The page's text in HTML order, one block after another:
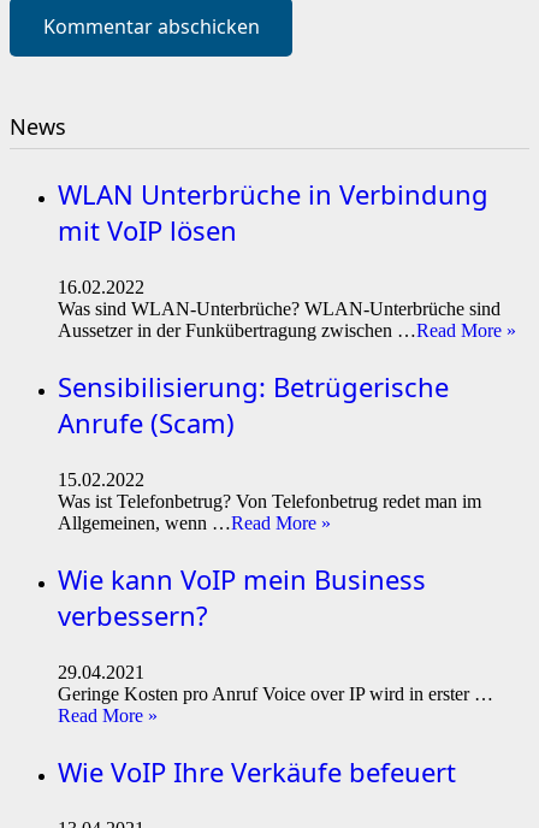
Kommentar abschicken
News
WLAN Unterbrüche in Verbindung
mit VoIP lösen
16.02.2022
Was sind WLAN-Unterbrüche? WLAN-Unterbrüche sind
Aussetzer in der Funkübertragung zwischen …Read More »
Sensibilisierung: Betrügerische
Anrufe (Scam)
15.02.2022
Was ist Telefonbetrug? Von Telefonbetrug redet man im
Allgemeinen, wenn …Read More »
Wie kann VoIP mein Business
verbessern?
29.04.2021
Geringe Kosten pro Anruf Voice over IP wird in erster …
Read More »
Wie VoIP Ihre Verkäufe befeuert